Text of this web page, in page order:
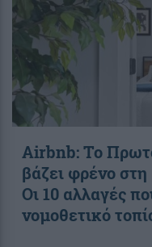
Airbnb: Το
βάζει φρένο
Οι 10 αλλαγές
νομοθετικό